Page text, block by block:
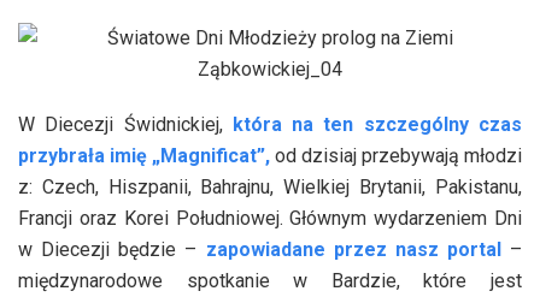
W Diecezji Świdnickiej, która na ten szczególny czas
przybrała imię „Magnificat”, od dzisiaj przebywają młodzi
z: Czech, Hiszpanii, Bahrajnu, Wielkiej Brytanii, Pakistanu,
Francji oraz Korei Południowej. Głównym wydarzeniem Dni
w Diecezji będzie – zapowiadane przez nasz portal –
międzynarodowe spotkanie w Bardzie, które jest